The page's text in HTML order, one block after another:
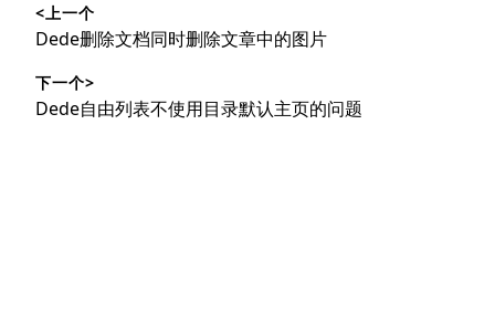
章
导
航
<上一个
上
文
章：
Dede删除文档同时删除文章中的图片
下一个>
下
Dede自由列表不使用目录默认主页的问题